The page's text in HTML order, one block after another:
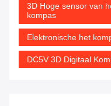
3D Hoge sensor van
kompas
Elektronische het
DC5V 3D Digitaal